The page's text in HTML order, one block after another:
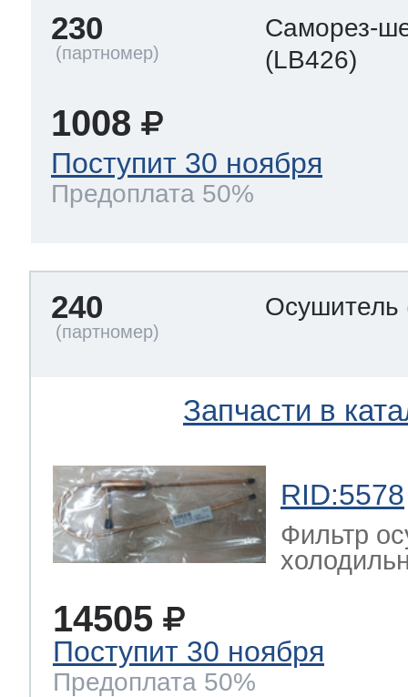
230
Саморез-
(LB426)
1008
Поступит 30 ноября
Предоплата 50%
240 Осушитель
Запчасти в
RID:5578
Фильтр
14505
Поступит 30 ноября
Предоплата 50%